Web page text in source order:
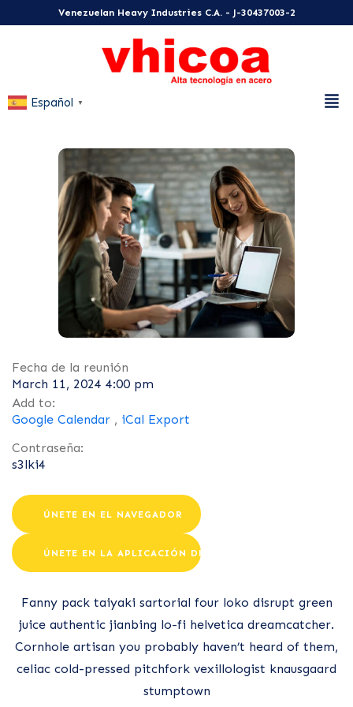
Venezuelan Heavy Industries C.A. - J-30437003-2
Español ▼
Fecha de la reunión
March 11, 2024 4:00 pm
Add to:
Google Calendar , iCal Export
Contraseña:
s3lki4
ÚNETE EN EL NAVEGADOR
ÚNETE EN LA APLICACIÓN DE ZOOM
Fanny pack taiyaki sartorial four loko disrupt green
juice authentic jianbing lo-fi helvetica dreamcatcher.
Cornhole artisan you probably haven’t heard of them,
celiac cold-pressed pitchfork vexillologist knausgaard
stumptown